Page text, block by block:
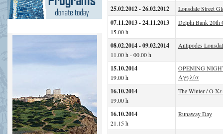
25.02.2012 - 26.02.2012 Lonsdale Street
07.11.2013 - 24.11.2013
15.00 h
Delphi Bank 20th
08.02.2014 - 09.02.2014
11.00 h - 00.00 h
Antipodes
15.10.2014
19.00 h
OPENING
Αγγλία
16.10.2014
19.00 h
The Winter / Ο
16.10.2014
21.15 h
Runaway Day